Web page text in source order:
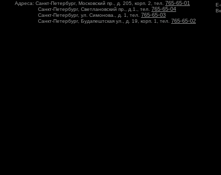
Адреса: Санкт-Петербург, Московский пр., д. 205, корп. 2, тел. 765-65-01
Санкт-Петербург, Светлановский пр., д.1., тел. 765-65-04
Санкт-Петербург, ул. Симонова., д. 1, тел. 765-65-03
Санкт-Петербург, Будапештская ул., д. 19, корп. 1, тел. 765-65-02